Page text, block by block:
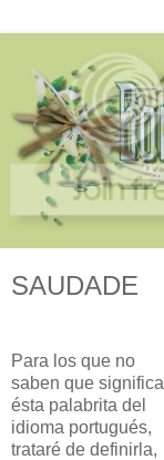
SAUDADE
Para los que no
saben que significa
ésta palabrita del
idioma portugués,
trataré de definirla,